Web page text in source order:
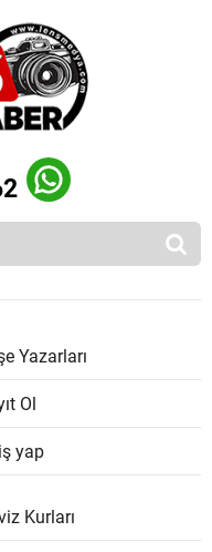
Yazarları
Ol
yap
Kurları